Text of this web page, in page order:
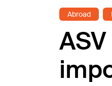
Abroad